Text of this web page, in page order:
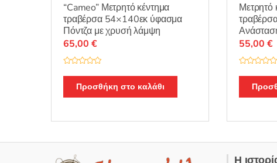
“Cameo” Μετρητό κέντημα
τραβέρσα 54×140εκ ύφασμα
Πόντζα με χρυσή λάμψη
α
ο
γ
η
65,00 €
Προσθήκη στο καλάθι
Μετρητό
α
ο
γ
η
ε
55,00 €
Η